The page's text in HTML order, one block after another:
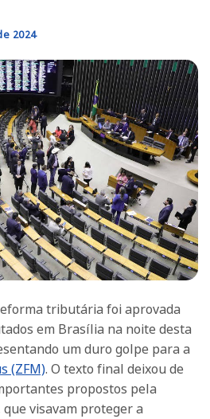
2024
tributária foi aprovada
em Brasília na noite desta
um duro golpe para a
(ZFM). O texto final deixou de
propostos pela
que visavam proteger a